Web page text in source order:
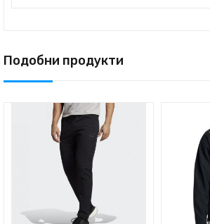
Подобни продукти